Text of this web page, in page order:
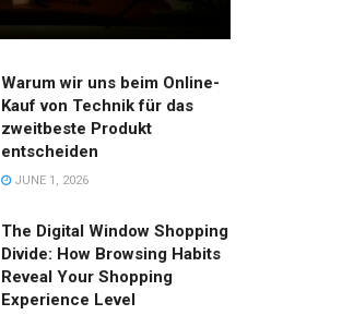
Warum wir uns beim Online-
Kauf von Technik für das
zweitbeste Produkt
entscheiden
JUNE 1, 2026
The Digital Window Shopping
Divide: How Browsing Habits
Reveal Your Shopping
Experience Level